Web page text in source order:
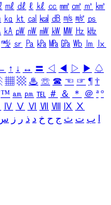
㎖ ㎗ ℓ ㎘ ㏄ ㎣ ㎤ ㎥ ㎦
㎏ ㏏ ㎈ ㎉ ㏈ ㎧ ㎨ ㎰
㎄ ㎺ ㎻ ㎽ ㎾ ㎿ ㎐ ㎑
㎯ ㏛ ㎩ ㎪ ㎫ ㎬ ㏝ ㏐
㏓
↑ ↓ ↔ 〓 ◁ ◀ ▷ ▶ ♤
▦ ▩ ♨ ☏ ☎ ☜ ☞ ¶ †
™ ㏂ ㏘ ℡ ＃ ＆ ＊ ＠ ª º
Ⅳ Ⅴ Ⅵ Ⅶ Ⅷ Ⅸ Ⅹ
ب ت ث ج ح خ د ذ ر ز